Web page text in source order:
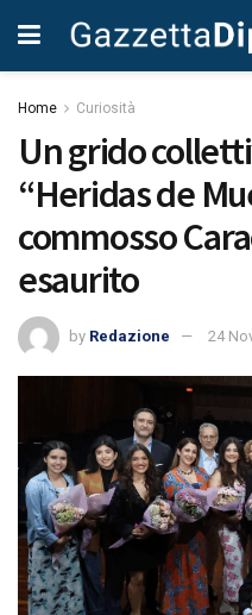
Home Curiosità
Un grido
“Heridas de
commosso
esaurito
by Redazione 24